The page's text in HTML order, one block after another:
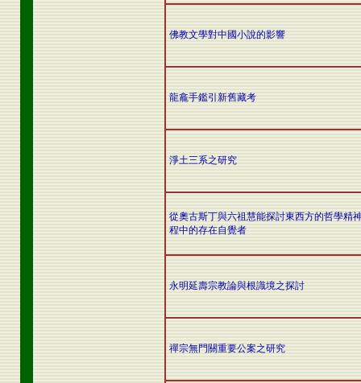
佛教文學對中國小說的影響
龍龕手鑑引新舊藏考
淨土三系之研究
從奧古斯丁與六祖慧能探討東西方的哲學精
程中的存在自覺者
永明延壽宗教論與根識境之探討
禪宗無門關重要公案之研究